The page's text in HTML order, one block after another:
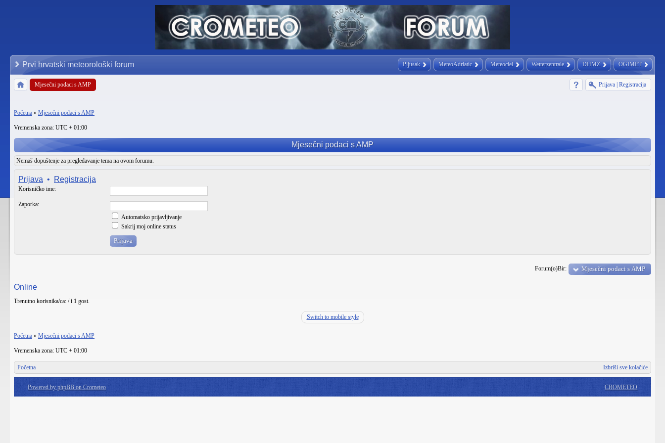
Pljusak MeteoAdriatic Meteociel Wetterzentrale DHMZ OGIMET
Prvi hrvatski meteorološki forum
Mjesečni podaci s AMP Prijava Registracija
Početna » Mjesečni podaci s AMP
Vremenska zona: UTC + 01:00
Mjesečni podaci s AMP
Nemaš dopuštenje za pregledavanje tema na ovom forumu.
Prijava • Registracija
Korisničko ime:
Zaporka:
Automatsko prijavljivanje
Sakrij moj online status
Forum(o)Bir: Mjesečni podaci s AMP
Online
Trenutno korisnika/ca: / i 1 gost.
Switch to mobile style
Početna » Mjesečni podaci s AMP
Vremenska zona: UTC + 01:00
Početna Izbriši sve kolačiće
Powered by phpBB on Crometeo CROMETEO